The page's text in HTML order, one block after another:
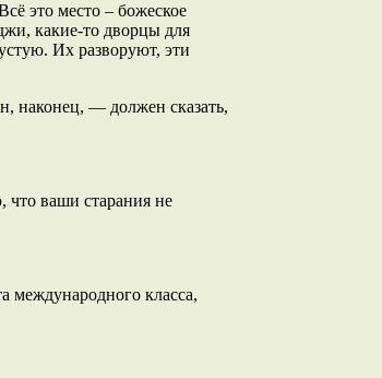
это место – божеское
какие-то дворцы для
Их разворуют, эти
наконец, — должен сказать,
что ваши старания не
международного класса,